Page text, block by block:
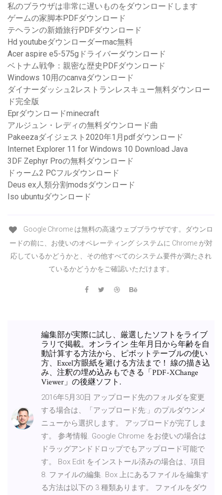
私のブラウザは非常に遅いものをダウンロードします
ゲームの家脚本PDFダウンロード
テヘランの新婚旅行PDFダウンロード
Hd youtubeダウンローダーmac無料
Acer aspire e5-575gドライバーダウンロード
ベトナム戦争：親密な歴史PDFダウンロード
Windows 10用のcanvaダウンロード
ダイナーダッシュ2レストランレスキュー無料ダウンロー
ド完全版
Eprダウンロードminecraft
アルジュン・レディの無料ダウンロード曲
Pakeezaダイジェスト2020年1月pdfダウンロード
Internet Explorer 11 for Windows 10 Download Java
3DF Zephyr Proの無料ダウンロード
ドゥーム2 PCフルダウンロード
Deus ex人類分割modsダウンロード
Iso ubuntuダウンロード
Google Chrome は無料の高速ウェブブラウザです。ダウンロ
ードの前に、お使いのオペレーティング システムに Chrome が対
応しているかどうかと、その他すべてのシステム要件が満たされ
ているかどうかをご確認いただけます。
編集部が実際に試し、厳選したソフトをライブ
ラリで掲載。オンライン 生年月日から年齢を自
動計算する方法から、ピボットテーブルの使い
方、Excel方眼紙を避ける方法まで！ 線の描き込
み、注釈の埋め込みもできる「PDF-XChange
Viewer」の後継ソフト.
2016年5月30日 アップロード先のフォルダを変更
する場合は、「アップロード先:」のプルダウンメ
ニューから選択します。 アップロードが完了しま
す。 参考情報. Google Chrome をお使いの場合は
ドラッグアンドドロップでもアップロード可能で
す。 Box Edit をインストール済みの場合は、項目
8. ファイルの編集. Box 上にあるファイルを編集す
る方法は以下の 3 種類あります。 ファイルをダウ